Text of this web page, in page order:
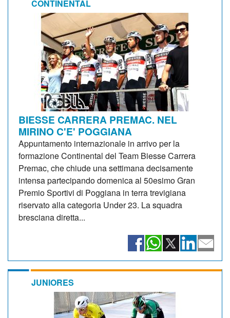
CONTINENTAL
BIESSE CARRERA PREMAC. NEL
MIRINO C'E' POGGIANA
Appuntamento internazionale in arrivo per la
formazione Continental del Team Biesse Carrera
Premac, che chiude una settimana decisamente
intensa partecipando domenica al 50esimo Gran
Premio Sportivi di Poggiana in terra trevigiana
riservato alla categoria Under 23. La squadra
bresciana diretta...
JUNIORES